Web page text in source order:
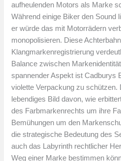
aufheulenden Motors als Marke
Während einige Biker den Sound
er würde das mit Motorrädern
monopolisieren. Diese
Klangmarkenregistrierung
Balance zwischen
spannender Aspekt ist Cadburys
violette Verpackung zu schützen.
lebendiges Bild davon, wie
des Farbmarkenrechts um ihre
Bemühungen um den
die strategische Bedeutung des
auch das Labyrinth rechtlicher
Weg einer Marke bestimmen